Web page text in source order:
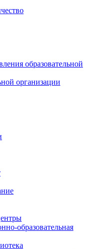
образовательной
организации
образовательная